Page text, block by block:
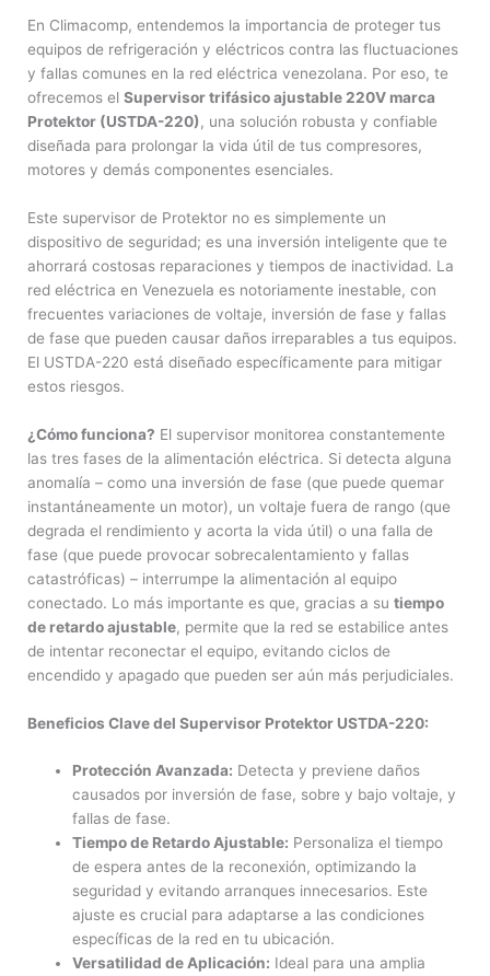
En Climacomp, entendemos la importancia de proteger tus
equipos de refrigeración y eléctricos contra las fluctuaciones
y fallas comunes en la red eléctrica venezolana. Por eso, te
ofrecemos el Supervisor trifásico ajustable 220V marca
Protektor (USTDA-220), una solución robusta y confiable
diseñada para prolongar la vida útil de tus compresores,
motores y demás componentes esenciales.
Este supervisor de Protektor no es simplemente un
dispositivo de seguridad; es una inversión inteligente que te
ahorrará costosas reparaciones y tiempos de inactividad. La
red eléctrica en Venezuela es notoriamente inestable, con
frecuentes variaciones de voltaje, inversión de fase y fallas
de fase que pueden causar daños irreparables a tus equipos.
El USTDA-220 está diseñado específicamente para mitigar
estos riesgos.
¿Cómo funciona? El supervisor monitorea constantemente
las tres fases de la alimentación eléctrica. Si detecta alguna
anomalía – como una inversión de fase (que puede quemar
instantáneamente un motor), un voltaje fuera de rango (que
degrada el rendimiento y acorta la vida útil) o una falla de
fase (que puede provocar sobrecalentamiento y fallas
catastróficas) – interrumpe la alimentación al equipo
conectado. Lo más importante es que, gracias a su tiempo
de retardo ajustable, permite que la red se estabilice antes
de intentar reconectar el equipo, evitando ciclos de
encendido y apagado que pueden ser aún más perjudiciales.
Beneficios Clave del Supervisor Protektor USTDA-220:
Protección Avanzada: Detecta y previene daños
causados por inversión de fase, sobre y bajo voltaje, y
fallas de fase.
Tiempo de Retardo Ajustable: Personaliza el tiempo
de espera antes de la reconexión, optimizando la
seguridad y evitando arranques innecesarios. Este
ajuste es crucial para adaptarse a las condiciones
específicas de la red en tu ubicación.
Versatilidad de Aplicación: Ideal para una amplia